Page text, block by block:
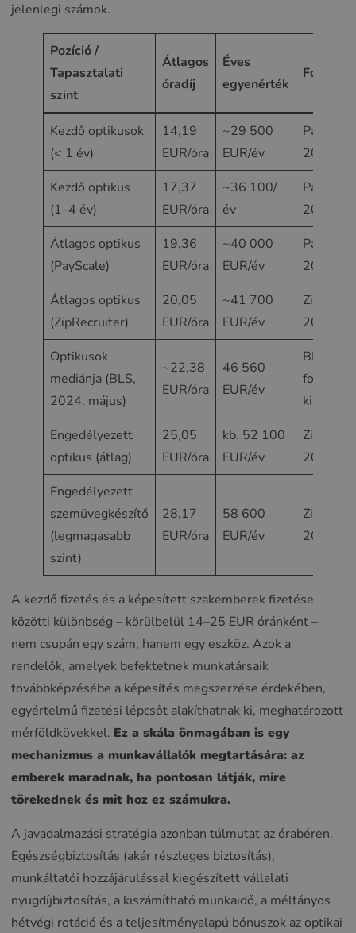
jelenlegi számok.
Pozíció /
Tapasztalati
szint
Átlagos
óradíj
Éves
egyenérték
Forrás
Kezdő optikusok
(< 1 év)
14,19
EUR/óra
~29 500
EUR/év
PayScale
2026
Kezdő optikus
(1–4 év)
17,37
EUR/óra
~36 100/
év
PayScale
2026
Átlagos optikus
(PayScale)
19,36
EUR/óra
~40 000
EUR/év
PayScale
2026
Átlagos optikus
(ZipRecruiter)
20,05
EUR/óra
~41 700
EUR/év
2025
Optikusok
mediánja (BLS,
2024. május)
~22,38
EUR/óra
46 560
EUR/év
BLS-
kilátások
Engedélyezett
optikus (átlag)
25,05
EUR/óra
kb. 52 100
EUR/év
2025
Engedélyezett
szemüvegkészítő
(legmagasabb
szint)
28,17
EUR/óra
58 600
EUR/év
2025
A kezdő fizetés és a képesített szakemberek fizetése
közötti különbség – körülbelül 14–25 EUR óránként –
nem csupán egy szám, hanem egy eszköz. Azok a
rendelők, amelyek befektetnek munkatársaik
továbbképzésébe a képesítés megszerzése érdekében,
egyértelmű fizetési lépcsőt alakíthatnak ki, meghatározott
mérföldkövekkel. Ez a skála önmagában is egy
mechanizmus a munkavállalók megtartására: az
emberek maradnak, ha pontosan látják, mire
törekednek és mit hoz ez számukra.
A javadalmazási stratégia azonban túlmutat az órabéren.
Egészségbiztosítás (akár részleges biztosítás),
munkáltatói hozzájárulással kiegészített vállalati
nyugdíjbiztosítás, a kiszámítható munkaidő, a méltányos
hétvégi rotáció és a teljesítményalapú bónuszok az optikai